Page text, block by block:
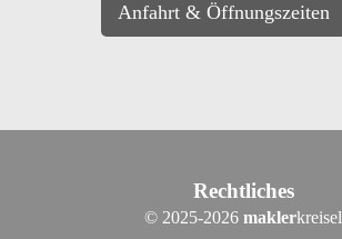
Anfahrt & Öffnungszeiten
Rechtliches
© 2025-2026maklerkreisel